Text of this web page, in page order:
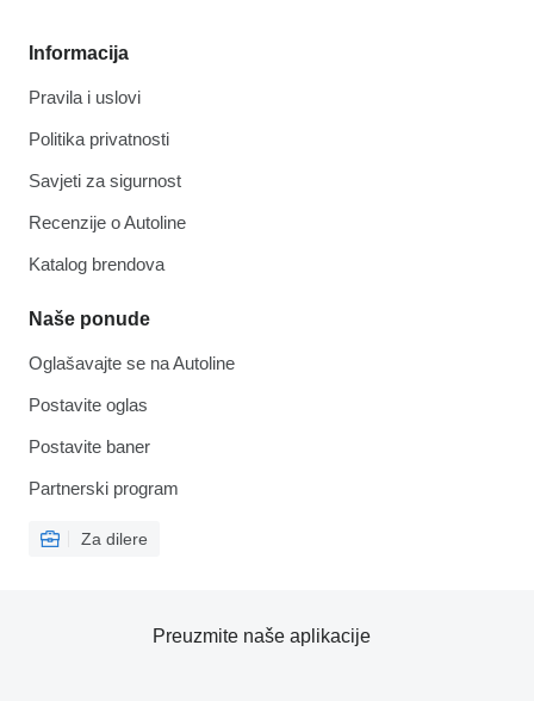
Informacija
Pravila i uslovi
Politika privatnosti
Savjeti za sigurnost
Recenzije o Autoline
Katalog brendova
Naše ponude
Oglašavajte se na Autoline
Postavite oglas
Postavite baner
Partnerski program
Za dilere
Preuzmite naše aplikacije